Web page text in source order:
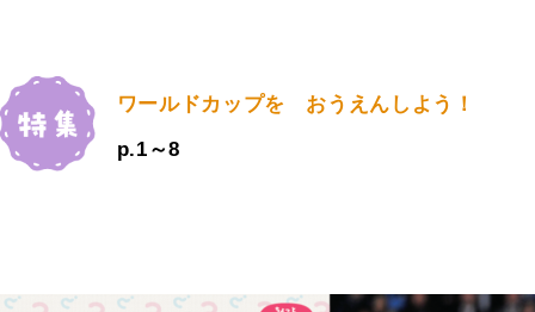
ワールドカップを おうえんしよう！
p.1～8